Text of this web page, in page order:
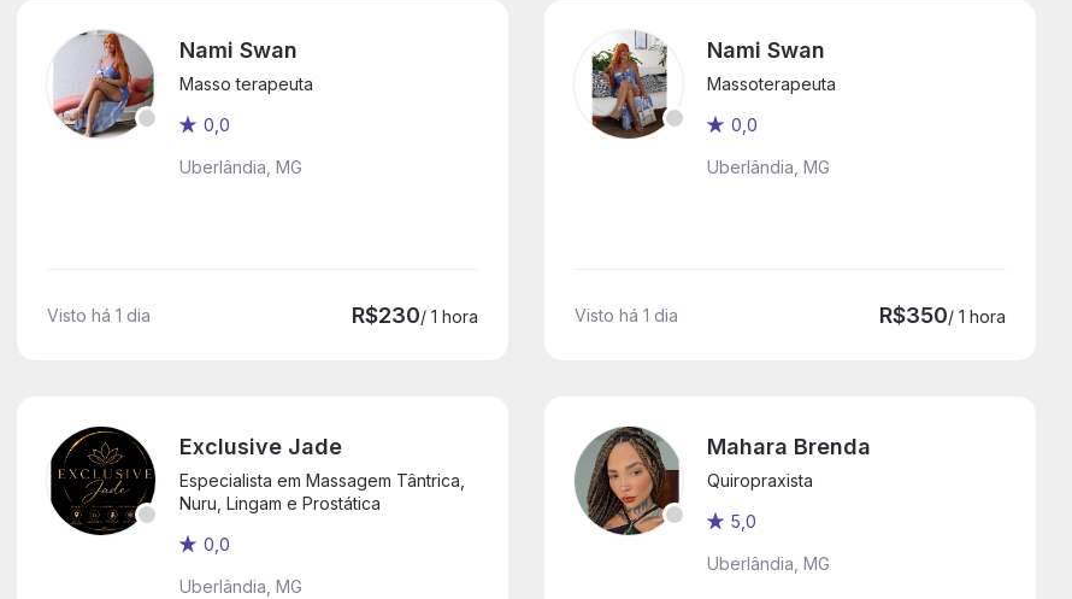
Nami Swan
Masso terapeuta
0,0
Uberlândia, MG
Visto há 1 dia R$230/ 1 hora
Nami Swan
Massoterapeuta
0,0
Uberlândia, MG
Visto há 1 dia R$350/ 1 hora
Exclusive Jade
Especialista em Massagem Tântrica,
Nuru, Lingam e Prostática
0,0
Uberlândia, MG
Mahara Brenda
Quiropraxista
5,0
Uberlândia, MG